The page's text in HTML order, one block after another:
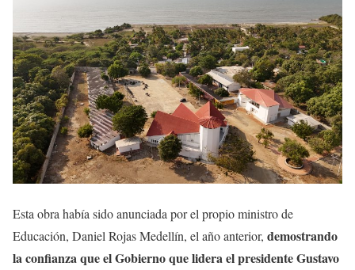
Esta obra había sido anunciada por el propio ministro de
Educación, Daniel Rojas Medellín, el año anterior, demostrando
la confianza que el Gobierno que lidera el presidente Gustavo